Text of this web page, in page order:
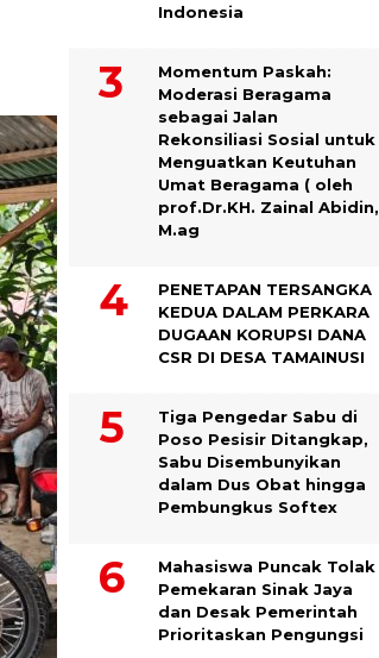
Indonesia
Momentum Paskah:
Moderasi Beragama
sebagai Jalan
Rekonsiliasi Sosial untuk
Menguatkan Keutuhan
Umat Beragama ( oleh
prof.Dr.KH. Zainal Abidin,
M.ag
PENETAPAN TERSANGKA
KEDUA DALAM PERKARA
DUGAAN KORUPSI DANA
CSR DI DESA TAMAINUSI
Tiga Pengedar Sabu di
Poso Pesisir Ditangkap,
Sabu Disembunyikan
dalam Dus Obat hingga
Pembungkus Softex
Mahasiswa Puncak Tolak
Pemekaran Sinak Jaya
dan Desak Pemerintah
Prioritaskan Pengungsi